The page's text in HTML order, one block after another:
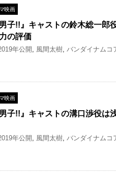
映画
子!!』キャストの鈴木総一郎
の評価
年公開 , 風間太樹, バンダイナムコ
映画
子!!』キャストの溝口渉役は
年公開 , 風間太樹, バンダイナムコ